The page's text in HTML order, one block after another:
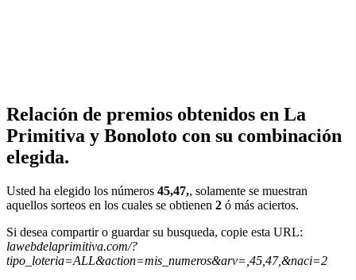
Relación de premios obtenidos en La
Primitiva y Bonoloto con su combinación
elegida.
Usted ha elegido los números 45,47,, solamente se muestran
aquellos sorteos en los cuales se obtienen 2 ó más aciertos.
Si desea compartir o guardar su busqueda, copie esta URL:
lawebdelaprimitiva.com/?
tipo_loteria=ALL&action=mis_numeros&arv=,45,47,&naci=2